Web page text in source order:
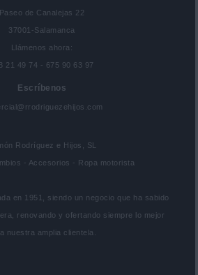
Paseo de Canalejas 22
37001-Salamanca
Llámenos ahora:
21 49 74 - 675 90 63 97
Escríbenos
Rodríguez e Hijos, SL
- Accesorios - Ropa motorista
en 1951, siendo un negocio que ha sabido
renovando y ofertando siempre lo mejor
nuestra amplia clientela.